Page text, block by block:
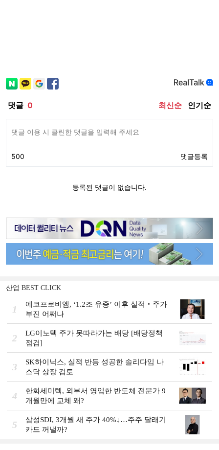
산업 BEST CLICK
1
에코프로비엠, ‘1.2조 유증’ 이후 실적‧주가
부진 어쩌나
2
LG이노텍 주가 못따라가는 배당 [배당정책
점검]
3
SK하이닉스, 실적 반등 성공한 솔리다임 나
스닥 상장 검토
4
한화세미텍, 외부서 영입한 반도체 전문가 9
개월만에 교체 왜?
5
삼성SDI, 3개월 새 주가 40%↓…주주 달래기
카드 꺼낼까?